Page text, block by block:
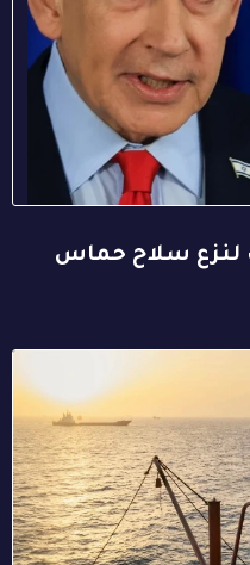
لنزع سلاح حماس